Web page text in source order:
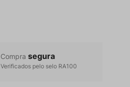
Compra segura
Verificados pelo selo RA100